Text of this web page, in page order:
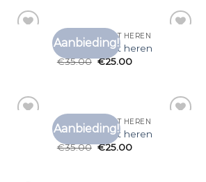
Aanbieding!
VINTAGE T SHIRT HEREN
vintage t shirt heren
€35.00 €25.00
Aanbieding!
VINTAGE T SHIRT HEREN
vintage t shirt heren
€35.00 €25.00